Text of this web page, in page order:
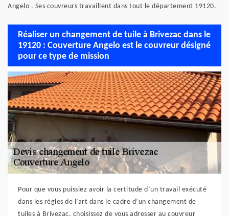
Angelo . Ses couvreurs travaillent dans tout le département 19120.
Réaliser un changement de tuile à Brivezac dans le
19120 : Couverture Angelo est le couvreur désigné
pour ce type de mission
Pour que vous puissiez avoir la certitude d’un travail exécuté
dans les règles de l’art dans le cadre d’un changement de
tuiles à Brivezac, choisissez de vous adresser au couvreur